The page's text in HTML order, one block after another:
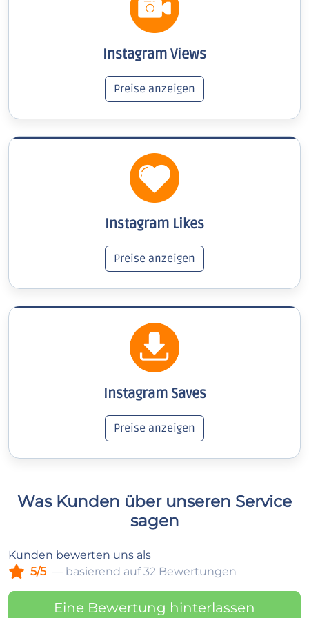
Instagram Views
Preise anzeigen
Instagram Likes
Preise anzeigen
Instagram Saves
Preise anzeigen
Was Kunden über unseren Service
sagen
Kunden bewerten uns als
5/5 — basierend auf 32 Bewertungen
Eine Bewertung hinterlassen